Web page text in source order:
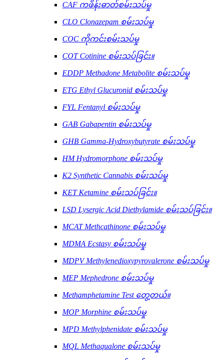
CAF ကဖိန်းဓာတ်စမ်းသပ်မှု
CLO Clonazepam စမ်းသပ်မှု
COC ကိုကင်းစမ်းသပ်မှု
COT Cotinine စမ်းသပ်ခြင်း။
EDDP Methadone Metabolite စမ်းသပ်မှု
ETG Ethyl Glucuronid စမ်းသပ်မှု
FYL Fentanyl စမ်းသပ်မှု
GAB Gabapentin စမ်းသပ်မှု
GHB Gamma-Hydroxybutyrate စမ်းသပ်မှု
HM Hydromorphone စမ်းသပ်မှု
K2 Synthetic Cannabis စမ်းသပ်မှု
KET Ketamine စမ်းသပ်ခြင်း။
LSD Lysergic Acid Diethylamide စမ်းသပ်ခြင်း။
MCAT Methcathinone စမ်းသပ်မှု
MDMA Ecstasy စမ်းသပ်မှု
MDPV Methylenedioxypyrovalerone စမ်းသပ်မှု
MEP Mephedrone စမ်းသပ်မှု
Methamphetamine Test တွေ့တယ်။
MOP Morphine စမ်းသပ်မှု
MPD Methylphenidate စမ်းသပ်မှု
MQL Methaqualone စမ်းသပ်မှု